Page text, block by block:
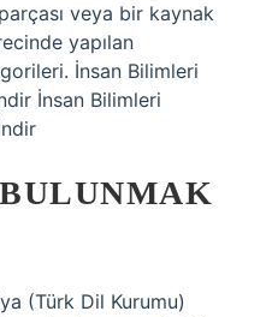
veya bir kaynak
yapılan
İnsan Bilimleri
İnsan Bilimleri
(Türk Dil Kurumu)